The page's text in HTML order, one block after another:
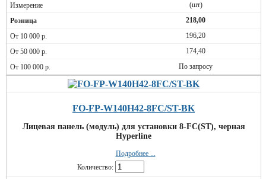
(шт)
218,00
196,20
174,40
По запросу
FO-FP-W140H42-8FC/ST-BK
Лицевая панель (модуль) для установки 8-FC(ST), черная
Hyperline
Подробнее ...
Количество: